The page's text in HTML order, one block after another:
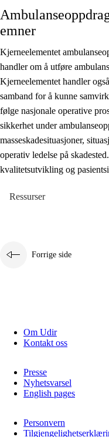
emner
Kjerneelementet
handler om å utføre
Kjerneelementet handler
samband for å kunne
følge nasjonale operative
sikkerhet under
masseskadesituasjoner,
operativ ledelse på
kvalitetsutvikling og
Ressurser
Forrige side
Om Udir
Kontakt oss
Presse
Nyhetsvarsel
English pages
Personvern